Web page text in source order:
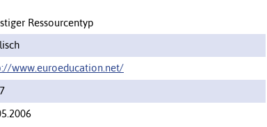
Ressourcentyp
www.euroeducation.net/